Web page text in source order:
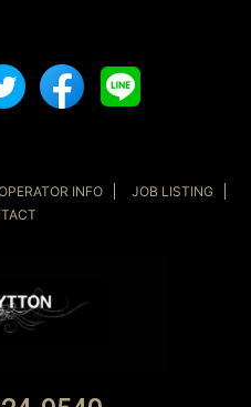
INFO
JOB LISTING